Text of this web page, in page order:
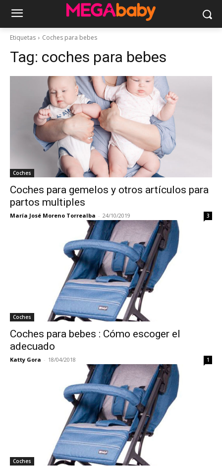
Etiquetas Coches para bebes
Tag: coches para bebes
Coches
Coches para gemelos y otros artículos para
partos multiples
María José Moreno Torrealba - 24/10/2019 3
Coches
Coches para bebes : Cómo escoger el
adecuado
Katty Gora - 18/04/2018 1
Coches